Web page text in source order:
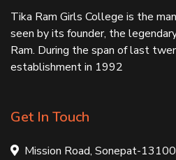
Tika Ram Girls College is the
seen by its founder, the
Ram. During the span of last
establishment in 1992
Get In Touch
Mission Road, Sonepat-